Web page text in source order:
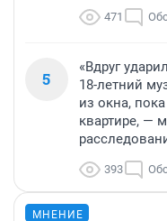
471
5
«Вдруг
18-летний
из окна,
квартире, —
393
МНЕНИЕ